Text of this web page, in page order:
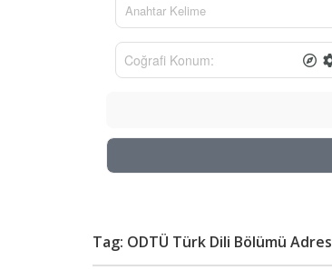
Tag: ODTÜ Türk Dili Bölümü Adres